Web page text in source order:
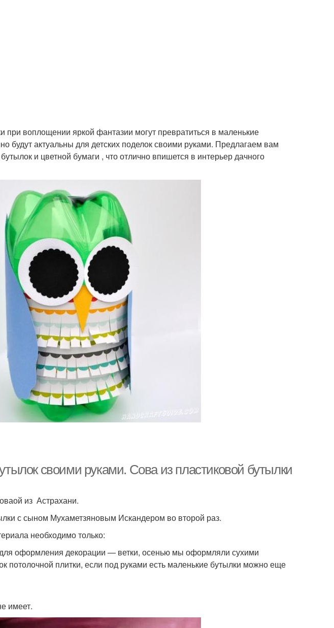
при воплощении яркой фантазии могут превратиться в маленькие
будут актуальны для детских поделок своими руками. Предлагаем вам
и цветной бумаги , что отлично впишется в интерьер дачного
своими руками. Сова из пластиковой бутылки
из Астрахани.
с сыном Мухаметзяновым Искандером во второй раз.
необходимо только:
оформления декорации — ветки, осенью мы оформляли сухими
потолочной плитки, если под руками есть маленькие бутылки можно еще
имеет.